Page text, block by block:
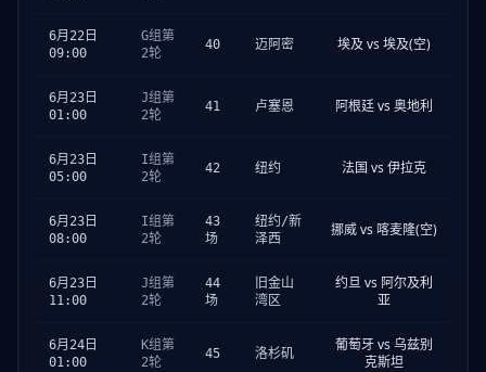
6月22日
09:00
G组第
2轮
40 迈阿密 埃及 vs 埃及(空)
6月23日
01:00
J组第
2轮
41 卢塞恩 阿根廷 vs 奥地利
6月23日
05:00
I组第
2轮
42 纽约 法国 vs 伊拉克
6月23日
08:00
I组第
2轮
43
场
纽约/新
泽西
挪威 vs 喀麦隆(空)
6月23日
11:00
J组第
2轮
44
场
旧金山
湾区
约旦 vs 阿尔及利
亚
6月24日
01:00
K组第
2轮
45 洛杉矶
葡萄牙 vs 乌兹别
克斯坦